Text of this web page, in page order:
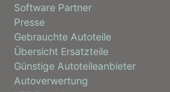
Software Partner
Presse
Gebrauchte Autoteile
Übersicht Ersatzteile
Günstige Autoteileanbieter
Autoverwertung